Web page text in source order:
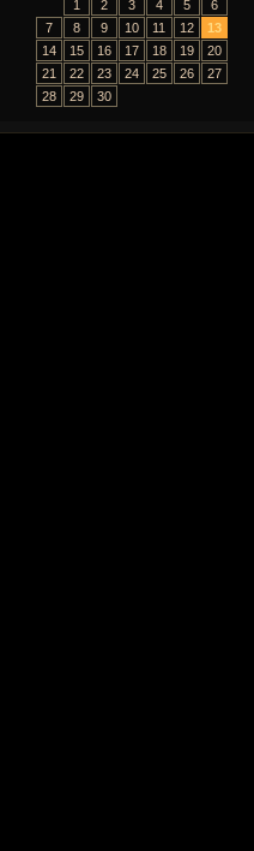
1
2 3 4 5
6
7
8 9 10 11 12
13
14
15 16 17 18 19
20
21
22 23 24 25 26
27
28
29 30